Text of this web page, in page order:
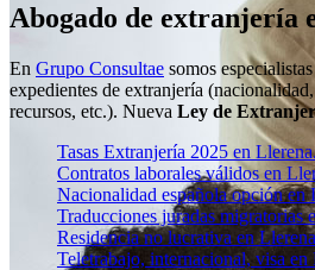
Abogado de extranjería
En Grupo Consultae somos
expedientes de extranjería
recursos, etc.). Nueva Ley de
Tasas Extranjería 2025 en
Contratos laborales válidos en
Nacionalidad española opción en
Traducciones juradas migratorias
Residencia no lucrativa en
Teletrabajo, internacional, visa en